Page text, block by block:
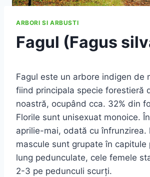
ARBORI SI ARBUSTI
Fagul (Fagus
Fagul este un arbore indigen de
fiind principala specie forestieră
noastră, ocupând cca. 32% din
Florile sunt unisexuat monoice.
aprilie-mai, odată cu înfrunzirea.
mascule sunt grupate în capitule
lung pedunculate, cele femele
2-3 pe pedunculi scurţi.